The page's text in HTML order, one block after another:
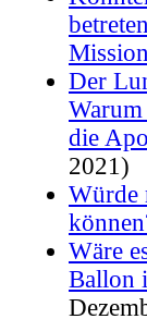
Der
die
2021)
Würde
Wäre
Ballon